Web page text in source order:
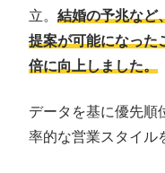
立。 結婚の予兆など
提案が可能になった
倍に向上しました。
データを基に優先順
率的な営業スタイル